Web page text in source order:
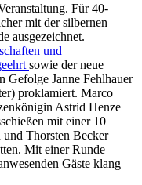
Für 40-
mit der silbernen
ausgezeichnet.
und
sowie der neue
Gefolge Janne Fehlhauer
proklamiert. Marco
Astrid Henze
mit einer 10
und Thorsten Becker
Mit einer Runde
Gäste klang